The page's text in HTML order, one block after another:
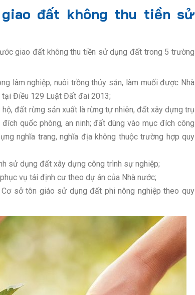
đất không thu tiền sử
giao đất không thu tiền sử dụng đất trong 5 trường
lâm nghiệp, nuôi trồng thủy sản, làm muối được Nhà
Điều 129 Luật Đất đai 2013;
đất rừng sản xuất là rừng tự nhiên, đất xây dựng trụ
quốc phòng, an ninh; đất dùng vào mục đích công
nghĩa trang, nghĩa địa không thuộc trường hợp quy
sử dụng đất xây dựng công trình sự nghiệp;
vụ tái định cư theo dự án của Nhà nước;
sở tôn giáo sử dụng đất phi nông nghiệp theo quy